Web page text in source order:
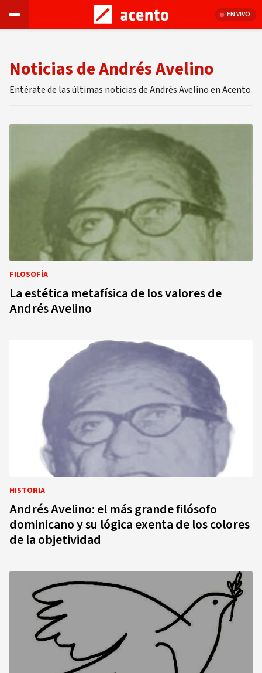
EN VIVO
Noticias de Andrés Avelino
Entérate de las últimas noticias de Andrés Avelino en Acento
FILOSOFÍA
La estética metafísica de los valores de
Andrés Avelino
HISTORIA
Andrés Avelino: el más grande filósofo
dominicano y su lógica exenta de los colores
de la objetividad